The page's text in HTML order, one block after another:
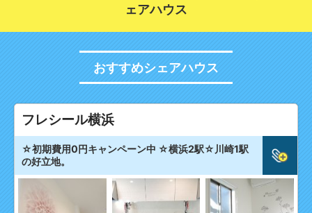
ェアハウス
おすすめシェアハウス
フレシール横浜
☆初期費用0円キャンペーン中 ☆横浜2駅☆川崎1駅
の好立地。